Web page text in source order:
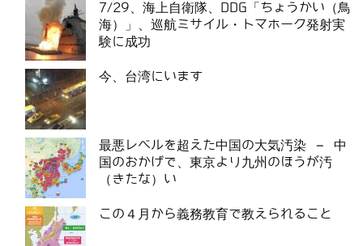
7/29、海上自衛隊、DDG「ちょうかい（鳥
海）」、巡航ミサイル・トマホーク発射実
験に成功
今、台湾にいます
最悪レベルを超えた中国の大気汚染 – 中
国のおかげで、東京より九州のほうが汚
（きたな）い
この４月から義務教育で教えられること